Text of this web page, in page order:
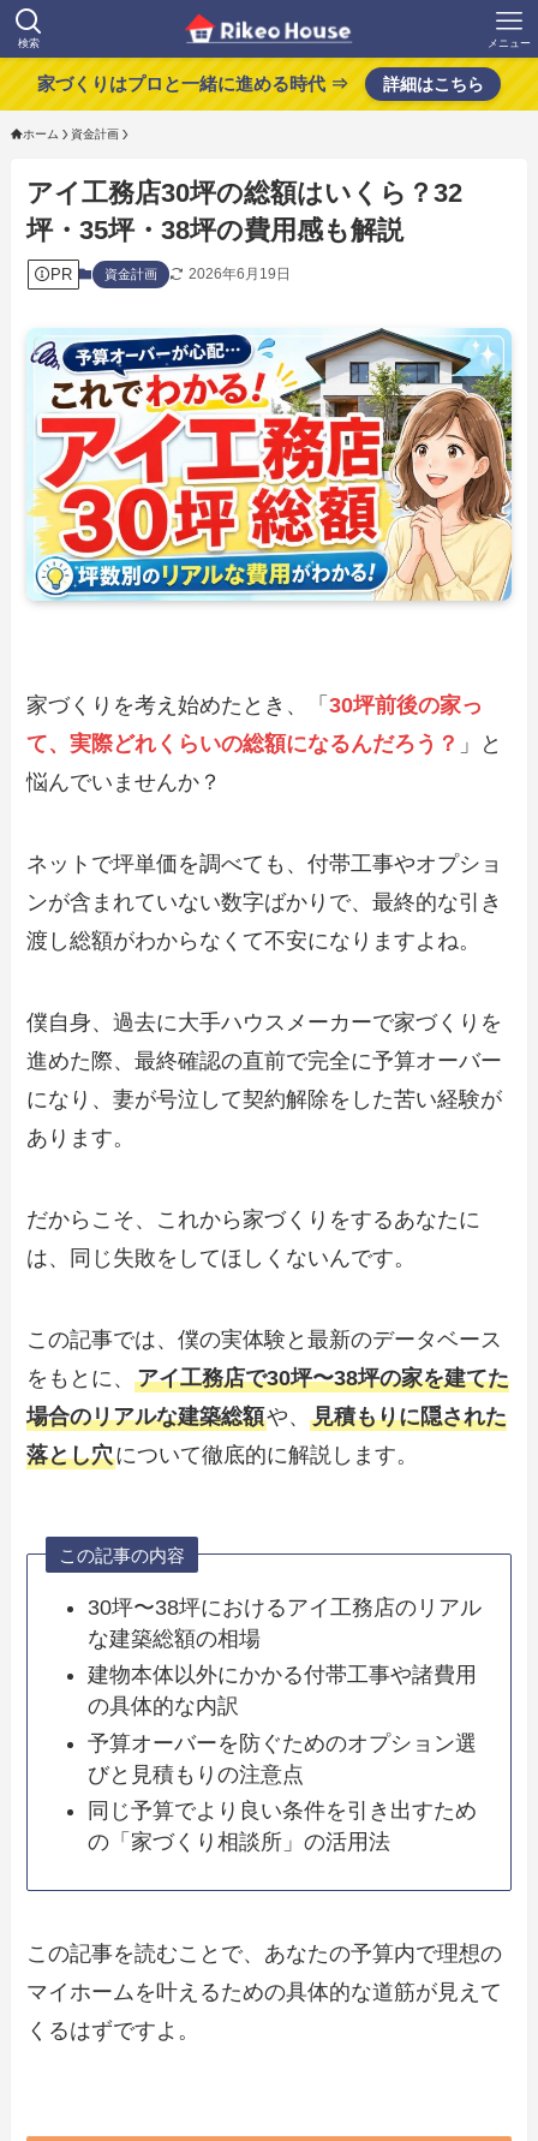
検索 メニュー
家づくりはプロと一緒に進める時代 ⇒ 詳細はこちら
ホーム 資金計画
アイ工務店30坪の総額はいくら？32
坪・35坪・38坪の費用感も解説
PR 資金計画 2026年6月19日
家づくりを考え始めたとき、「30坪前後の家っ
て、実際どれくらいの総額になるんだろう？ 」と
悩んでいませんか？
ネットで坪単価を調べても、付帯工事やオプショ
ンが含まれていない数字ばかりで、最終的な引き
渡し総額がわからなくて不安になりますよね。
僕自身、過去に大手ハウスメーカーで家づくりを
進めた際、最終確認の直前で完全に予算オーバー
になり、妻が号泣して契約解除をした苦い経験が
あります。
だからこそ、これから家づくりをするあなたに
は、同じ失敗をしてほしくないんです。
この記事では、僕の実体験と最新のデータベース
をもとに、アイ工務店で30坪〜38坪の家を建てた
場合のリアルな建築総額や、見積もりに隠された
落とし穴について徹底的に解説します。
この記事の内容
30坪〜38坪におけるアイ工務店のリアル
な建築総額の相場
建物本体以外にかかる付帯工事や諸費用
の具体的な内訳
予算オーバーを防ぐためのオプション選
びと見積もりの注意点
同じ予算でより良い条件を引き出すため
の「家づくり相談所」の活用法
この記事を読むことで、あなたの予算内で理想の
マイホームを叶えるための具体的な道筋が見えて
くるはずですよ。